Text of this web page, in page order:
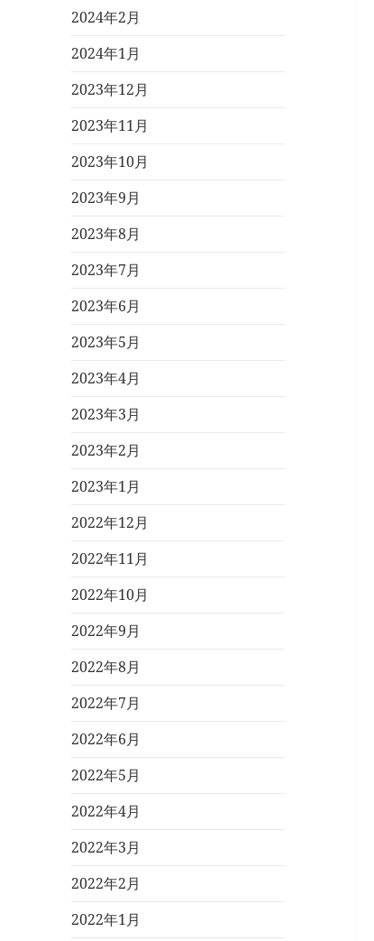
2024年2月
2024年1月
2023年12月
2023年11月
2023年10月
2023年9月
2023年8月
2023年7月
2023年6月
2023年5月
2023年4月
2023年3月
2023年2月
2023年1月
2022年12月
2022年11月
2022年10月
2022年9月
2022年8月
2022年7月
2022年6月
2022年5月
2022年4月
2022年3月
2022年2月
2022年1月